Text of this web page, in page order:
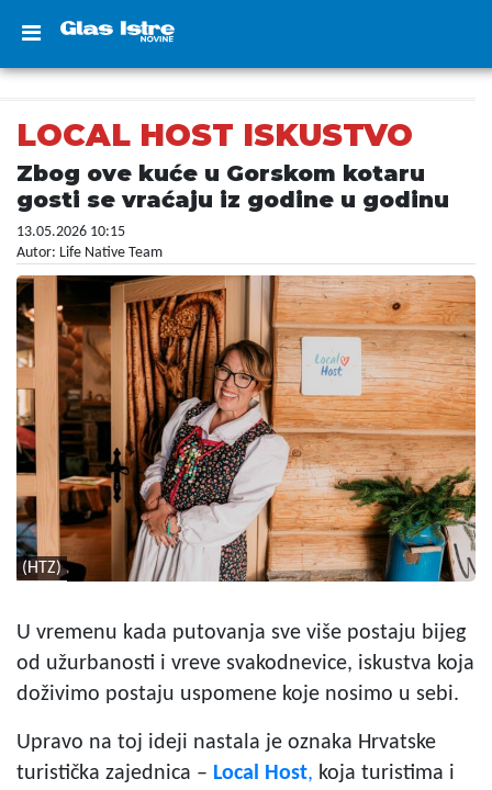
LOCAL HOST ISKUSTVO
Zbog ove kuće u Gorskom kotaru
gosti se vraćaju iz godine u godinu
13.05.2026 10:15
Autor: Life Native Team
(HTZ)
U vremenu kada putovanja sve više postaju bijeg
od užurbanosti i vreve svakodnevice, iskustva koja
doživimo postaju uspomene koje nosimo u sebi.
Upravo na toj ideji nastala je oznaka Hrvatske
turistička zajednica – Local Host, koja turistima i